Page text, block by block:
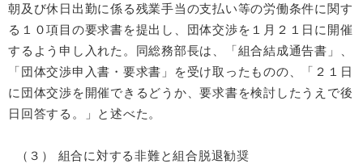
朝及び休日出勤に係る残業手当の支払い等の労働条件に関す
る１０項目の要求書を提出し、団体交渉を１月２１日に開催
するよう申し入れた。同総務部長は、「組合結成通告書」、
「団体交渉申入書・要求書」を受け取ったものの、「２１日
に団体交渉を開催できるどうか、要求書を検討したうえで後
日回答する。」と述べた。
（３） 組合に対する非難と組合脱退勧奨